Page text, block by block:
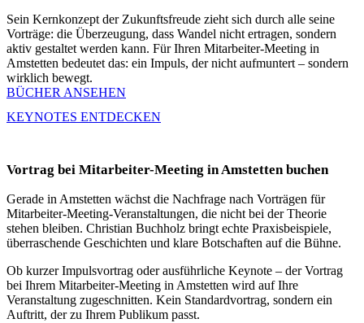
Sein Kernkonzept der Zukunftsfreude zieht sich durch alle seine
Vorträge: die Überzeugung, dass Wandel nicht ertragen, sondern
aktiv gestaltet werden kann. Für Ihren Mitarbeiter-Meeting in
Amstetten bedeutet das: ein Impuls, der nicht aufmuntert – sondern
wirklich bewegt.
BÜCHER ANSEHEN
KEYNOTES ENTDECKEN
Vortrag bei Mitarbeiter-Meeting in Amstetten buchen
Gerade in Amstetten wächst die Nachfrage nach Vorträgen für
Mitarbeiter-Meeting-Veranstaltungen, die nicht bei der Theorie
stehen bleiben. Christian Buchholz bringt echte Praxisbeispiele,
überraschende Geschichten und klare Botschaften auf die Bühne.
Ob kurzer Impulsvortrag oder ausführliche Keynote – der Vortrag
bei Ihrem Mitarbeiter-Meeting in Amstetten wird auf Ihre
Veranstaltung zugeschnitten. Kein Standardvortrag, sondern ein
Auftritt, der zu Ihrem Publikum passt.